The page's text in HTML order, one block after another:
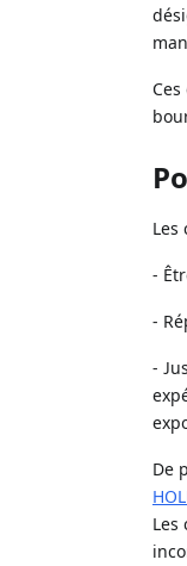
Les
-
-
-
De
Les